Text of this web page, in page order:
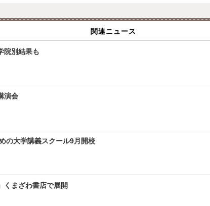
関連ニュース
院別結果も
演会
の大学講義スクール9月開校
くまざわ書店で展開